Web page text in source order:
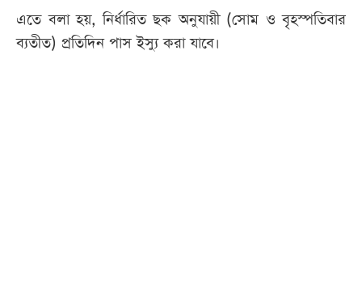
এতে বলা হয়, নির্ধারিত ছক অনুযায়ী (সোম ও বৃহস্পতিবার
ব্যতীত) প্রতিদিন পাস ইস্যু করা যাবে।